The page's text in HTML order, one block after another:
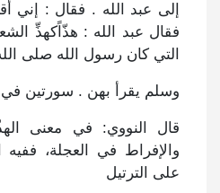
إلى عبد الله . فقال : إني
فقال عبد الله : هذّاًكهذِّ
التي كان رسول الله صلى
وسلم يقرأ بهن . سورتين في
قال النووي: في معنى
والإفراط في العجلة،
على الترتيل